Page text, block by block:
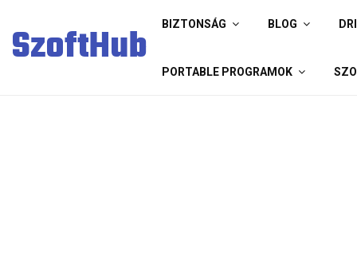
SzoftHub BIZTONSÁG BLOG
PORTABLE PROGRAMOK